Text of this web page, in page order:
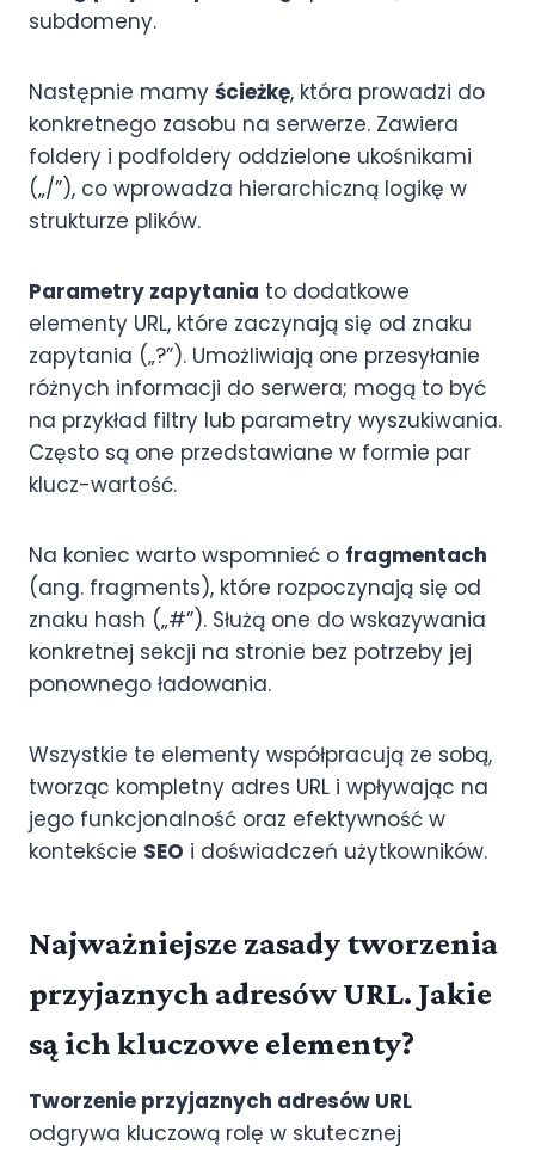
subdomeny.
Następnie mamy ścieżkę, która prowadzi do
konkretnego zasobu na serwerze. Zawiera
foldery i podfoldery oddzielone ukośnikami
(„/”), co wprowadza hierarchiczną logikę w
strukturze plików.
Parametry zapytania to dodatkowe
elementy URL, które zaczynają się od znaku
zapytania („?”). Umożliwiają one przesyłanie
różnych informacji do serwera; mogą to być
na przykład filtry lub parametry wyszukiwania.
Często są one przedstawiane w formie par
klucz-wartość.
Na koniec warto wspomnieć o fragmentach
(ang. fragments), które rozpoczynają się od
znaku hash („#”). Służą one do wskazywania
konkretnej sekcji na stronie bez potrzeby jej
ponownego ładowania.
Wszystkie te elementy współpracują ze sobą,
tworząc kompletny adres URL i wpływając na
jego funkcjonalność oraz efektywność w
kontekście SEO i doświadczeń użytkowników.
Najważniejsze zasady tworzenia
przyjaznych adresów URL. Jakie
są ich kluczowe elementy?
Tworzenie przyjaznych adresów URL
odgrywa kluczową rolę w skutecznej